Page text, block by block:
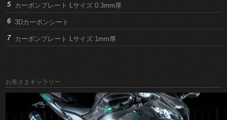
カーボンプレート Lサイズ 0.3mm厚
3Dカーボンシート
カーボンプレート Lサイズ 1mm厚
お客さまギャラリー